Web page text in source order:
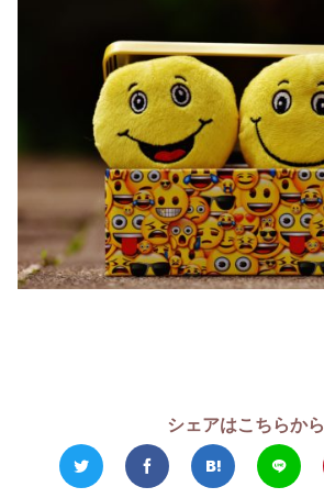
シェアはこちらから